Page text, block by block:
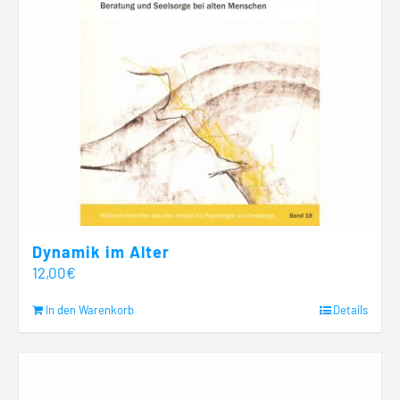
Dynamik im Alter
12,00€
In den Warenkorb Details